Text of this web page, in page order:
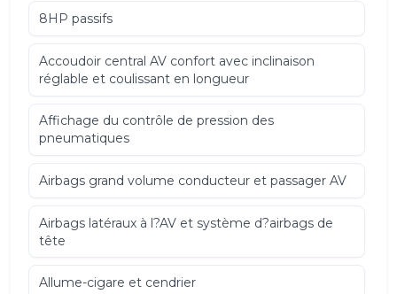
8HP passifs
Accoudoir central AV confort avec inclinaison
réglable et coulissant en longueur
Affichage du contrôle de pression des
pneumatiques
Airbags grand volume conducteur et passager AV
Airbags latéraux à l?AV et système d?airbags de
tête
Allume-cigare et cendrier